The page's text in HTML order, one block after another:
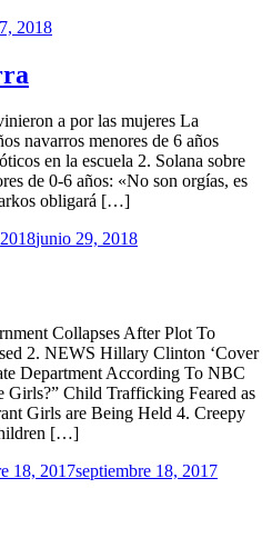
2018
a por las mujeres La
navarros menores de 6 años
en la escuela 2. Solana sobre
de 0-6 años: «No son orgías, es
obligará […]
junio 29, 2018
Collapses After Plot To
2. NEWS Hillary Clinton ‘Cover
Department According To NBC
Girls?” Child Trafficking Feared as
Girls are Being Held 4. Creepy
[…]
18, 2017septiembre 18, 2017